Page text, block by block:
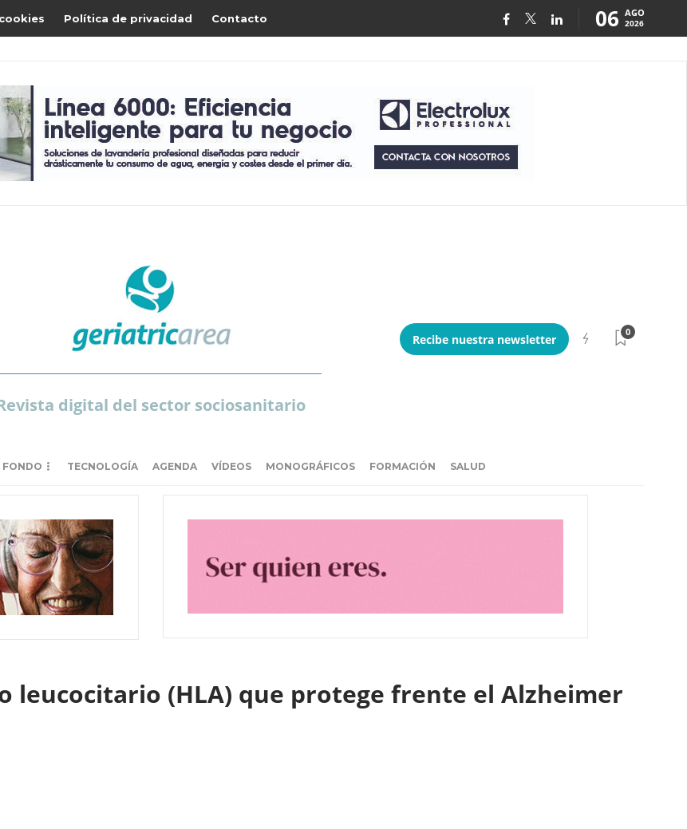
Política de privacidad Contacto 06 AGO
2026
digital del sector sociosanitario
Recibe nuestra newsletter
0
FONDO TECNOLOGÍA AGENDA VÍDEOS MONOGRÁFICOS FORMACIÓN SALUD
leucocitario (HLA) que protege frente el Alzheimer